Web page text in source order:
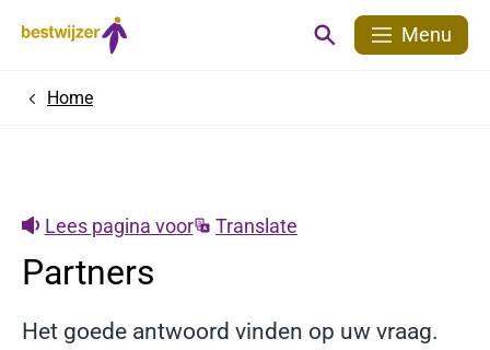
Menu
Home
Lees pagina voor Translate
Partners
Het goede antwoord vinden op uw vraag.